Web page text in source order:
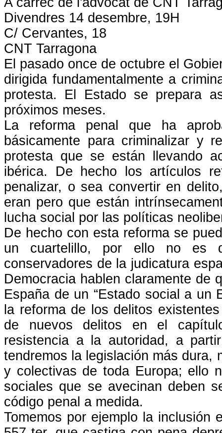
Divendres 14 desembre, 19H
C/ Cervantes, 18
CNT Tarragona
El pasado once de octubre el
dirigida fundamentalmente a
protesta. El Estado se prepara
próximos meses.
La reforma penal que ha
básicamente para criminalizar y
protesta que se están llevando
ibérica. De hecho los artículos
penalizar, o sea convertir en
eran pero que están
lucha social por las políticas
De hecho con esta reforma se
un cuartelillo, por ello no es
conservadores de la judicatura
Democracia hablen claramente de
España de un “Estado social a un
la reforma de los delitos
de nuevos delitos en el
resistencia a la autoridad, a
tendremos la legislación más dura,
y colectivas de toda Europa; ello
sociales que se avecinan deben
código penal a medida.
Tomemos por ejemplo la